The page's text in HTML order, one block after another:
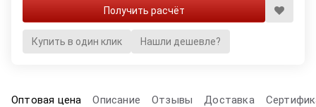
Купить в один клик Нашли дешевле?
Оптовая цена Описание Отзывы Доставка